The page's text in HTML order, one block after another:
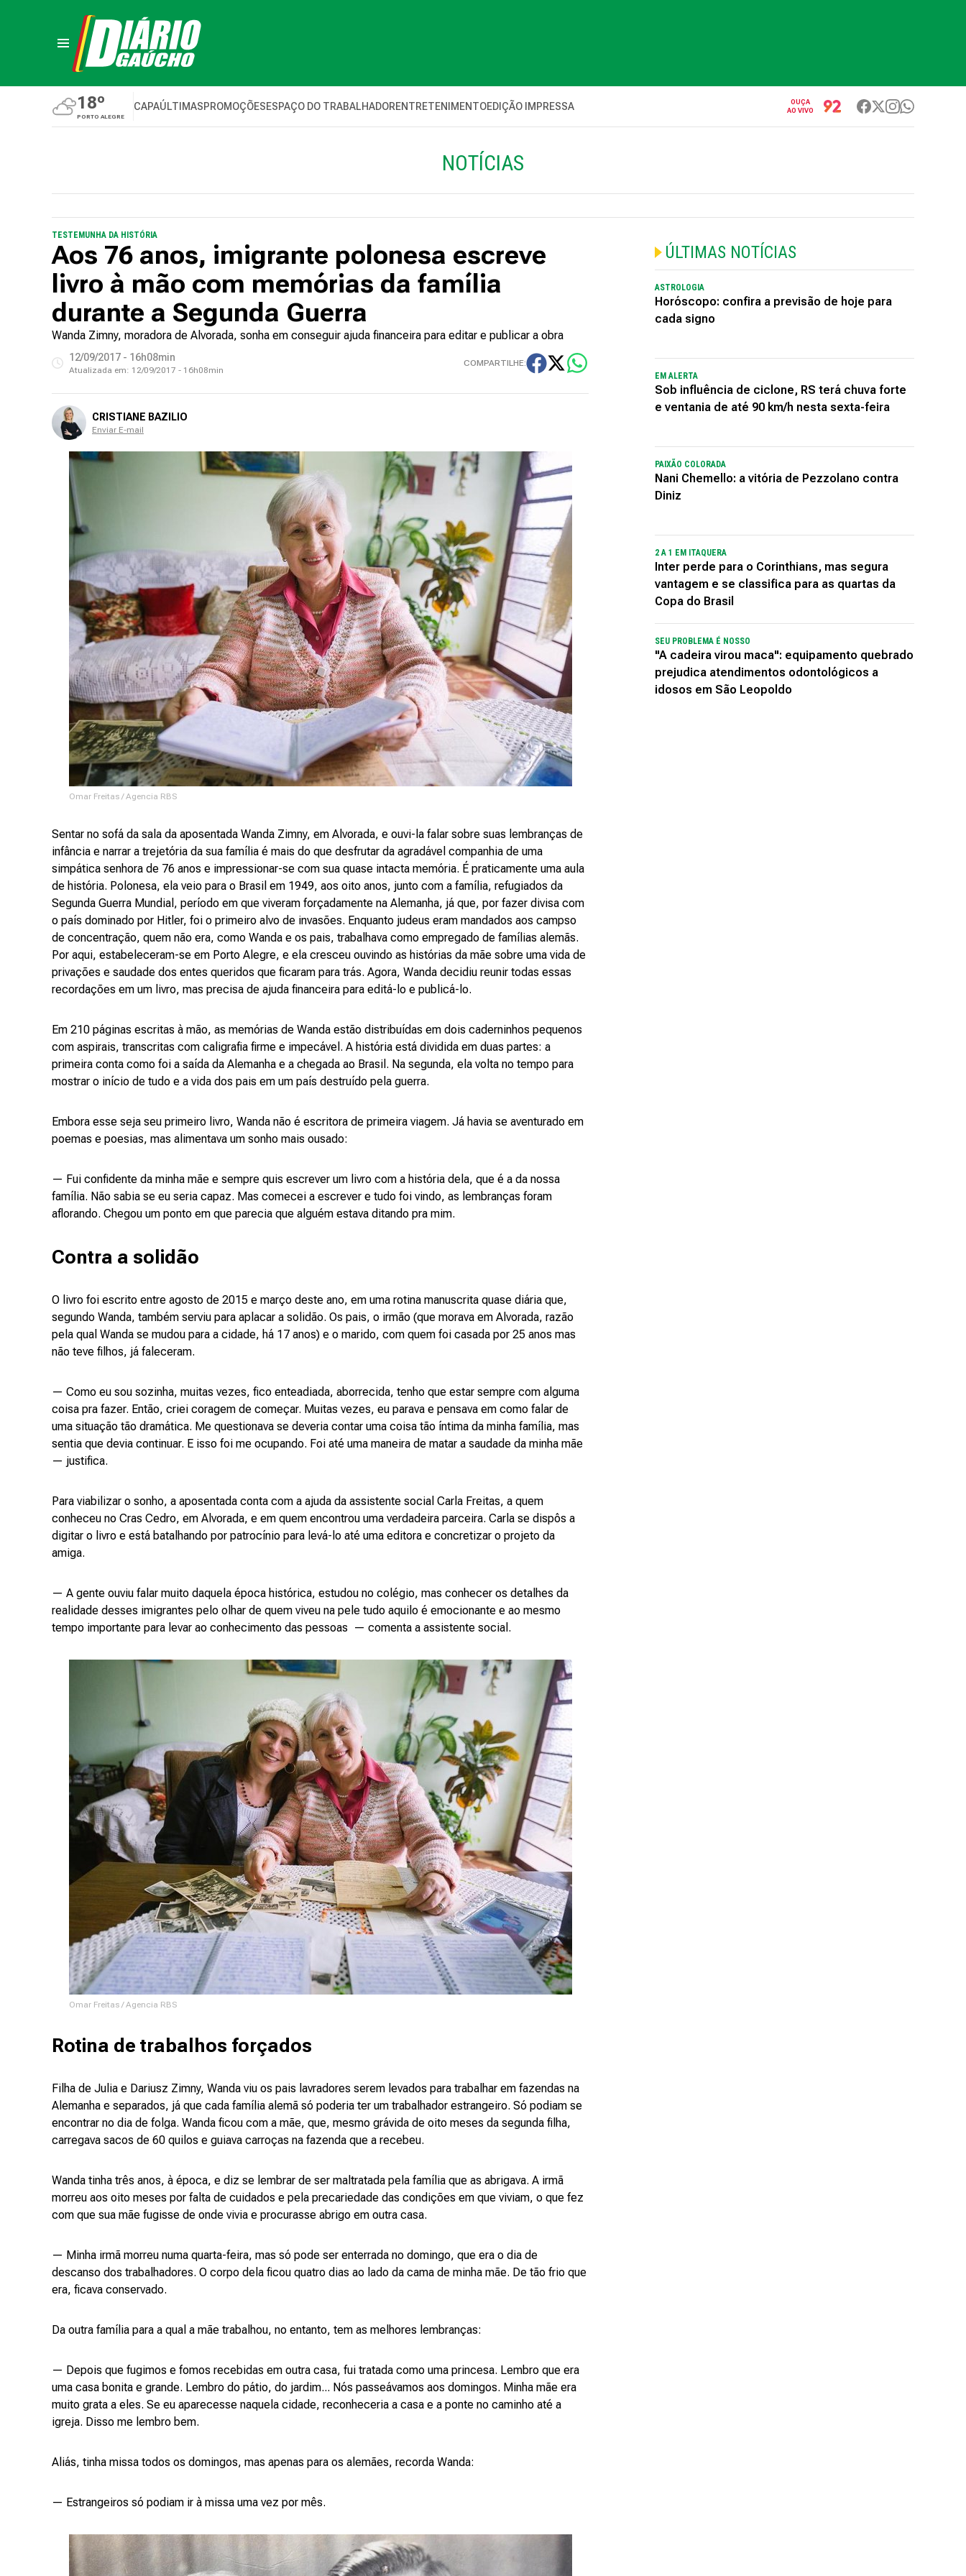
18º
PORTO ALEGRE
CAPAÚLTIMASPROMOÇÕESESPAÇO DO TRABALHADORENTRETENIMENTOEDIÇÃO IMPRESSA
OUÇA
AO VIVO
NOTÍCIAS
TESTEMUNHA DA HISTÓRIA
Aos 76 anos, imigrante polonesa escreve
livro à mão com memórias da família
durante a Segunda Guerra
Wanda Zimny, moradora de Alvorada, sonha em conseguir ajuda financeira para editar e publicar a obra
12/09/2017 - 16h08min
Atualizada em: 12/09/2017 - 16h08min
COMPARTILHE:
CRISTIANE BAZILIO
Enviar E-mail
Omar Freitas / Agencia RBS
Sentar no sofá da sala da aposentada Wanda Zimny, em Alvorada, e ouvi-la falar sobre suas lembranças de
infância e narrar a trejetória da sua família é mais do que desfrutar da agradável companhia de uma
simpática senhora de 76 anos e impressionar-se com sua quase intacta memória. É praticamente uma aula
de história. Polonesa, ela veio para o Brasil em 1949, aos oito anos, junto com a família, refugiados da
Segunda Guerra Mundial, período em que viveram forçadamente na Alemanha, já que, por fazer divisa com
o país dominado por Hitler, foi o primeiro alvo de invasões. Enquanto judeus eram mandados aos campso
de concentração, quem não era, como Wanda e os pais, trabalhava como empregado de famílias alemãs.
Por aqui, estabeleceram-se em Porto Alegre, e ela cresceu ouvindo as histórias da mãe sobre uma vida de
privações e saudade dos entes queridos que ficaram para trás. Agora, Wanda decidiu reunir todas essas
recordações em um livro, mas precisa de ajuda financeira para editá-lo e publicá-lo.
Em 210 páginas escritas à mão, as memórias de Wanda estão distribuídas em dois caderninhos pequenos
com aspirais, transcritas com caligrafia firme e impecável. A história está dividida em duas partes: a
primeira conta como foi a saída da Alemanha e a chegada ao Brasil. Na segunda, ela volta no tempo para
mostrar o início de tudo e a vida dos pais em um país destruído pela guerra.
Embora esse seja seu primeiro livro, Wanda não é escritora de primeira viagem. Já havia se aventurado em
poemas e poesias, mas alimentava um sonho mais ousado:
— Fui confidente da minha mãe e sempre quis escrever um livro com a história dela, que é a da nossa
família. Não sabia se eu seria capaz. Mas comecei a escrever e tudo foi vindo, as lembranças foram
aflorando. Chegou um ponto em que parecia que alguém estava ditando pra mim.
Contra a solidão
O livro foi escrito entre agosto de 2015 e março deste ano, em uma rotina manuscrita quase diária que,
segundo Wanda, também serviu para aplacar a solidão. Os pais, o irmão (que morava em Alvorada, razão
pela qual Wanda se mudou para a cidade, há 17 anos) e o marido, com quem foi casada por 25 anos mas
não teve filhos, já faleceram.
— Como eu sou sozinha, muitas vezes, fico enteadiada, aborrecida, tenho que estar sempre com alguma
coisa pra fazer. Então, criei coragem de começar. Muitas vezes, eu parava e pensava em como falar de
uma situação tão dramática. Me questionava se deveria contar uma coisa tão íntima da minha família, mas
sentia que devia continuar. E isso foi me ocupando. Foi até uma maneira de matar a saudade da minha mãe
— justifica.
Para viabilizar o sonho, a aposentada conta com a ajuda da assistente social Carla Freitas, a quem
conheceu no Cras Cedro, em Alvorada, e em quem encontrou uma verdadeira parceira. Carla se dispôs a
digitar o livro e está batalhando por patrocínio para levá-lo até uma editora e concretizar o projeto da
amiga.
— A gente ouviu falar muito daquela época histórica, estudou no colégio, mas conhecer os detalhes da
realidade desses imigrantes pelo olhar de quem viveu na pele tudo aquilo é emocionante e ao mesmo
tempo importante para levar ao conhecimento das pessoas — comenta a assistente social.
Omar Freitas / Agencia RBS
Rotina de trabalhos forçados
Filha de Julia e Dariusz Zimny, Wanda viu os pais lavradores serem levados para trabalhar em fazendas na
Alemanha e separados, já que cada família alemã só poderia ter um trabalhador estrangeiro. Só podiam se
encontrar no dia de folga. Wanda ficou com a mãe, que, mesmo grávida de oito meses da segunda filha,
carregava sacos de 60 quilos e guiava carroças na fazenda que a recebeu.
Wanda tinha três anos, à época, e diz se lembrar de ser maltratada pela família que as abrigava. A irmã
morreu aos oito meses por falta de cuidados e pela precariedade das condições em que viviam, o que fez
com que sua mãe fugisse de onde vivia e procurasse abrigo em outra casa.
— Minha irmã morreu numa quarta-feira, mas só pode ser enterrada no domingo, que era o dia de
descanso dos trabalhadores. O corpo dela ficou quatro dias ao lado da cama de minha mãe. De tão frio que
era, ficava conservado.
Da outra família para a qual a mãe trabalhou, no entanto, tem as melhores lembranças:
— Depois que fugimos e fomos recebidas em outra casa, fui tratada como uma princesa. Lembro que era
uma casa bonita e grande. Lembro do pátio, do jardim... Nós passeávamos aos domingos. Minha mãe era
muito grata a eles. Se eu aparecesse naquela cidade, reconheceria a casa e a ponte no caminho até a
igreja. Disso me lembro bem.
Aliás, tinha missa todos os domingos, mas apenas para os alemães, recorda Wanda:
— Estrangeiros só podiam ir à missa uma vez por mês.
ÚLTIMAS NOTÍCIAS
ASTROLOGIA
Horóscopo: confira a previsão de hoje para
cada signo
EM ALERTA
Sob influência de ciclone, RS terá chuva forte
e ventania de até 90 km/h nesta sexta-feira
PAIXÃO COLORADA
Nani Chemello: a vitória de Pezzolano contra
Diniz
2 A 1 EM ITAQUERA
Inter perde para o Corinthians, mas segura
vantagem e se classifica para as quartas da
Copa do Brasil
SEU PROBLEMA É NOSSO
"A cadeira virou maca": equipamento quebrado
prejudica atendimentos odontológicos a
idosos em São Leopoldo